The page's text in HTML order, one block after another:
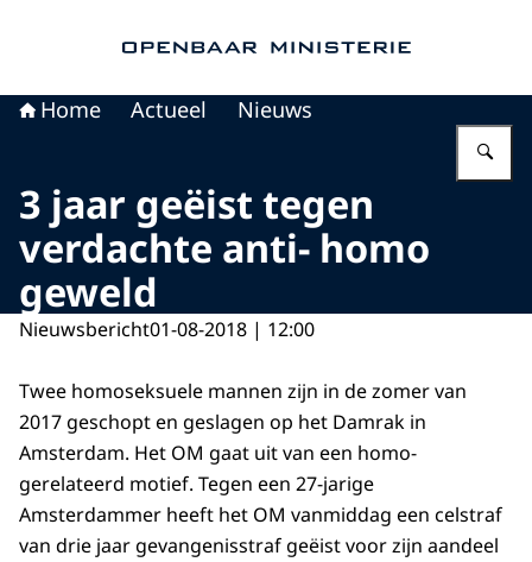
Home Actueel Nieuws
3 jaar geëist tegen
verdachte anti- homo
geweld
Nieuwsbericht01-08-2018 | 12:00
Twee homoseksuele mannen zijn in de zomer van
2017 geschopt en geslagen op het Damrak in
Amsterdam. Het OM gaat uit van een homo-
gerelateerd motief. Tegen een 27-jarige
Amsterdammer heeft het OM vanmiddag een celstraf
van drie jaar gevangenisstraf geëist voor zijn aandeel